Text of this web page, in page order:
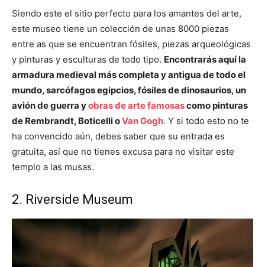
Siendo este el sitio perfecto para los amantes del arte,
este museo tiene un colección de unas 8000 piezas
entre as que se encuentran fósiles, piezas arqueológicas
y pinturas y esculturas de todo tipo. Encontrarás aquí la
armadura medieval más completa y antigua de todo el
mundo, sarcófagos egipcios, fósiles de dinosaurios, un
avión de guerra yobras de arte famosascomopinturas
de Rembrandt, Boticelli oVan Gogh. Y si todo esto no te
ha convencido aún, debes saber que su entrada es
gratuita, así que no tienes excusa para no visitar este
templo a las musas.
2. Riverside Museum